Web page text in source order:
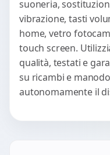
suoneria,
vibrazione, tasti
home, vetro
touch screen.
qualità, testati e
su ricambi e
autonomamente il